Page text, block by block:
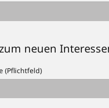
neuen
(Pflichtfeld)